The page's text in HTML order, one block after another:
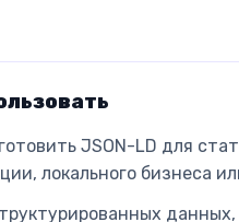
JSON-LD для
локального бизнеса